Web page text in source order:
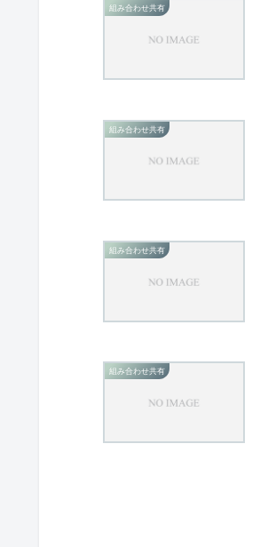
組み合わせ共有
組み合わせ共有
組み合わせ共有
組み合わせ共有